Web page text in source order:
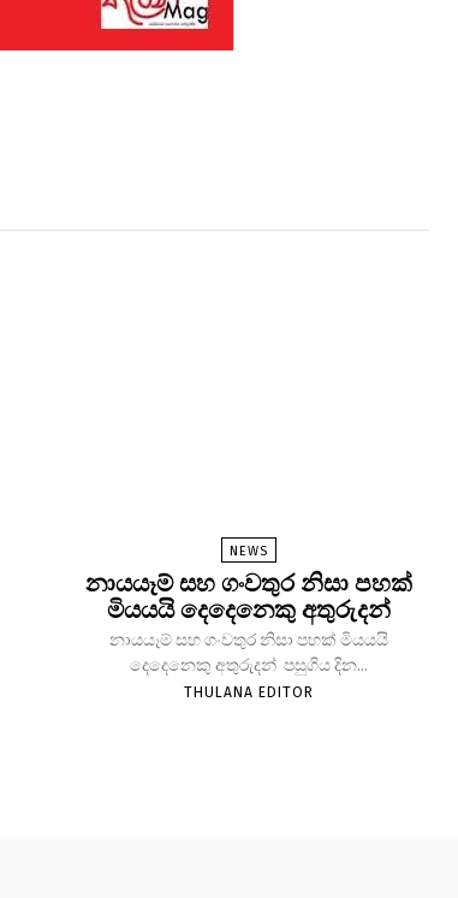
NEWS
නායයෑම් සහ ගංවතුර නිසා පහක්
මියයයි දෙදෙනෙකු අතුරුදන්
නායයෑම් සහ ගංවතුර නිසා පහක් මියයයි
දෙදෙනෙකු අතුරුදන් පසුගිය දින...
THULANA EDITOR